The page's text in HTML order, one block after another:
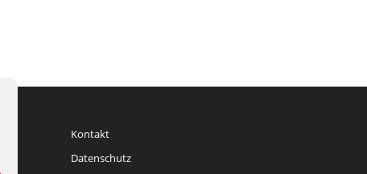
Kontakt
Datenschutz